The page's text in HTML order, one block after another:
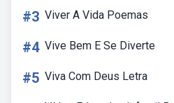
#3 Viver A Vida Poemas
#4 Vive Bem E Se Diverte
#5 Viva Com Deus Letra